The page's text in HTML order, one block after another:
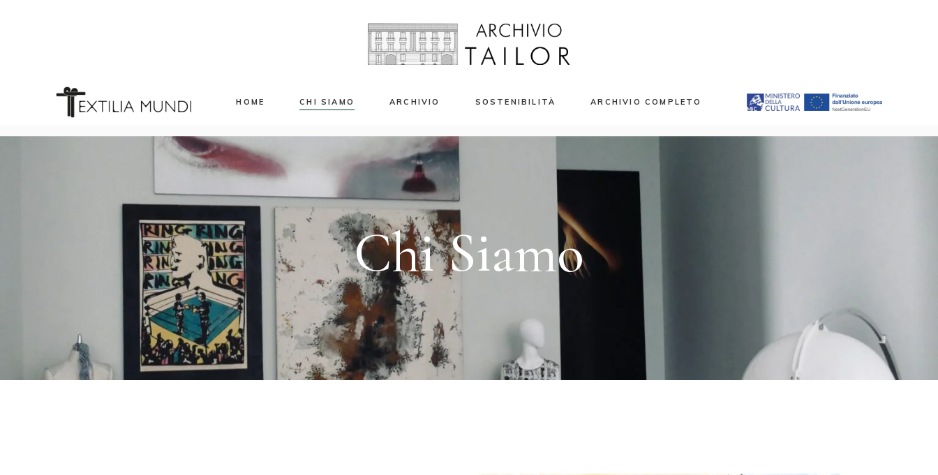
HOME CHI SIAMO
Eventi Privati e Banqueting
Apriti Moda 2024
ARCHIVIO
Campioni Tessili
Stampe Tessili
Accessori
Libri e Riviste
Capi d’Archivio
SOSTENIBILITÀ ARCHIVIO COMPLETO
Chi Siamo